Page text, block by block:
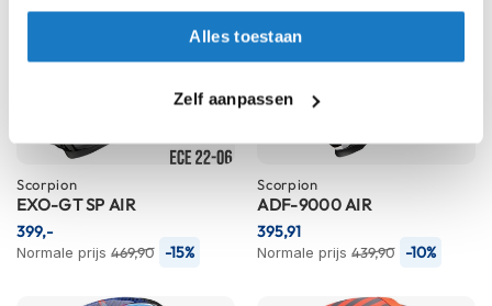
Alles toestaan
Zelf aanpassen
a
l
m
e
n
Scorpion
EXO-GT SP AIR
Normale prijs 469,90 -15%
399,-
Scorpion
ADF-9000 AIR
Normale prijs 439,90 -10%
395,91